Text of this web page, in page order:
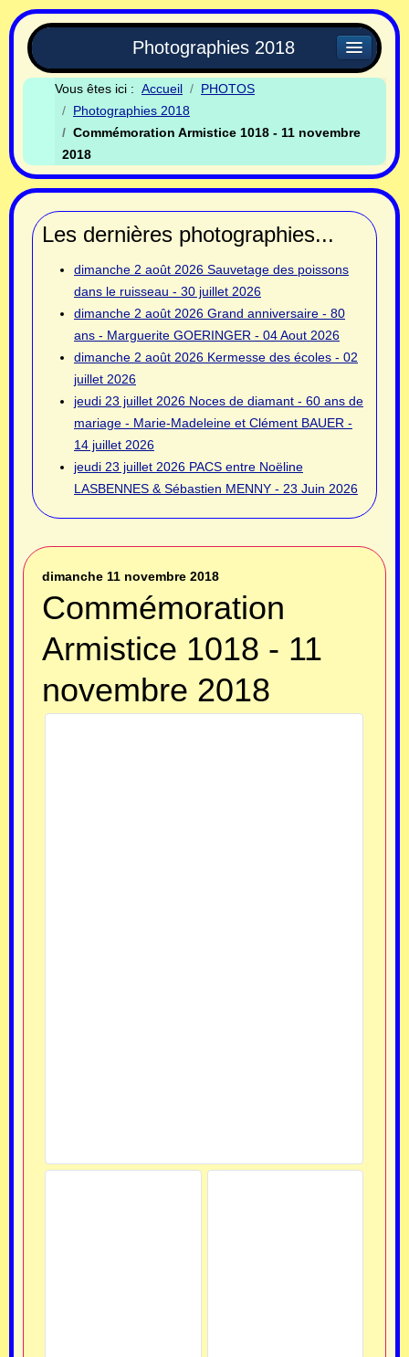
Photographies 2018
Vous êtes ici : Accueil
PHOTOS
Photographies 2018
Commémoration Armistice 1018 - 11 novembre
2018
Les dernières photographies...
dimanche 2 août 2026 Sauvetage des poissons
dans le ruisseau - 30 juillet 2026
dimanche 2 août 2026 Grand anniversaire - 80
ans - Marguerite GOERINGER - 04 Aout 2026
dimanche 2 août 2026 Kermesse des écoles - 02
juillet 2026
jeudi 23 juillet 2026 Noces de diamant - 60 ans de
mariage - Marie-Madeleine et Clément BAUER -
14 juillet 2026
jeudi 23 juillet 2026 PACS entre Noëline
LASBENNES & Sébastien MENNY - 23 Juin 2026
dimanche 11 novembre 2018
Commémoration
Armistice 1018 - 11
novembre 2018